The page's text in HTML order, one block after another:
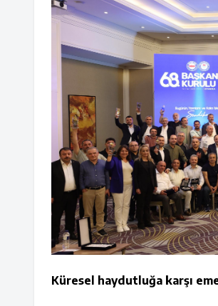
Küresel haydutluğa karşı